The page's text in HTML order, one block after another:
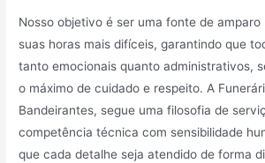
Nosso objetivo é ser uma fonte de amparo
suas horas mais difíceis, garantindo que
tanto emocionais quanto administrativos,
o máximo de cuidado e respeito. A
Bandeirantes, segue uma filosofia de
competência técnica com sensibilidade
que cada detalhe seja atendido de forma